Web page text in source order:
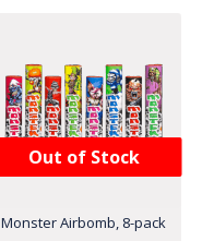
Out of Stock
Monster Airbomb, 8-pack